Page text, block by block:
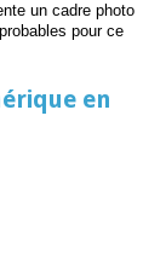
un cadre photo
pour ce
en